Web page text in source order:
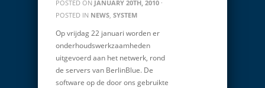
POSTED ON JANUARY 20TH, 2010 ·
POSTED IN NEWS, SYSTEM
Op vrijdag 22 januari worden er
onderhoudswerkzaamheden
uitgevoerd aan het netwerk, rond
de servers van BerlinBlue. De
software op de door ons gebruikte